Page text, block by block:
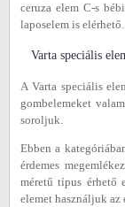
ceruza elem C-s
laposelem is elérhető.
Varta speciális
A Varta speciális
gombelemeket
soroljuk.
Ebben a
érdemes
méretű típus érhető
elemet használjuk az